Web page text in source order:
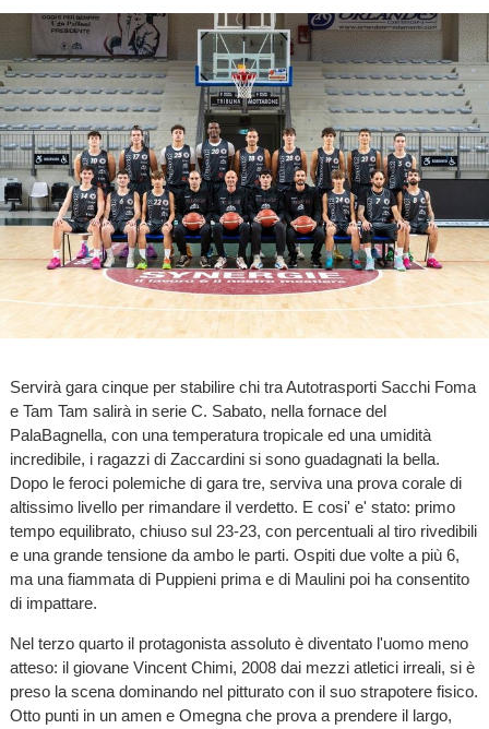
Servirà gara cinque per stabilire chi tra Autotrasporti Sacchi Foma
e Tam Tam salirà in serie C. Sabato, nella fornace del
PalaBagnella, con una temperatura tropicale ed una umidità
incredibile, i ragazzi di Zaccardini si sono guadagnati la bella.
Dopo le feroci polemiche di gara tre, serviva una prova corale di
altissimo livello per rimandare il verdetto. E cosi' e' stato: primo
tempo equilibrato, chiuso sul 23-23, con percentuali al tiro rivedibili
e una grande tensione da ambo le parti. Ospiti due volte a più 6,
ma una fiammata di Puppieni prima e di Maulini poi ha consentito
di impattare.
Nel terzo quarto il protagonista assoluto è diventato l'uomo meno
atteso: il giovane Vincent Chimi, 2008 dai mezzi atletici irreali, si è
preso la scena dominando nel pitturato con il suo strapotere fisico.
Otto punti in un amen e Omegna che prova a prendere il largo,